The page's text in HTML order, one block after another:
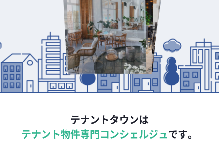
テナントタウンは
テナント物件専門コンシェルジュ です。